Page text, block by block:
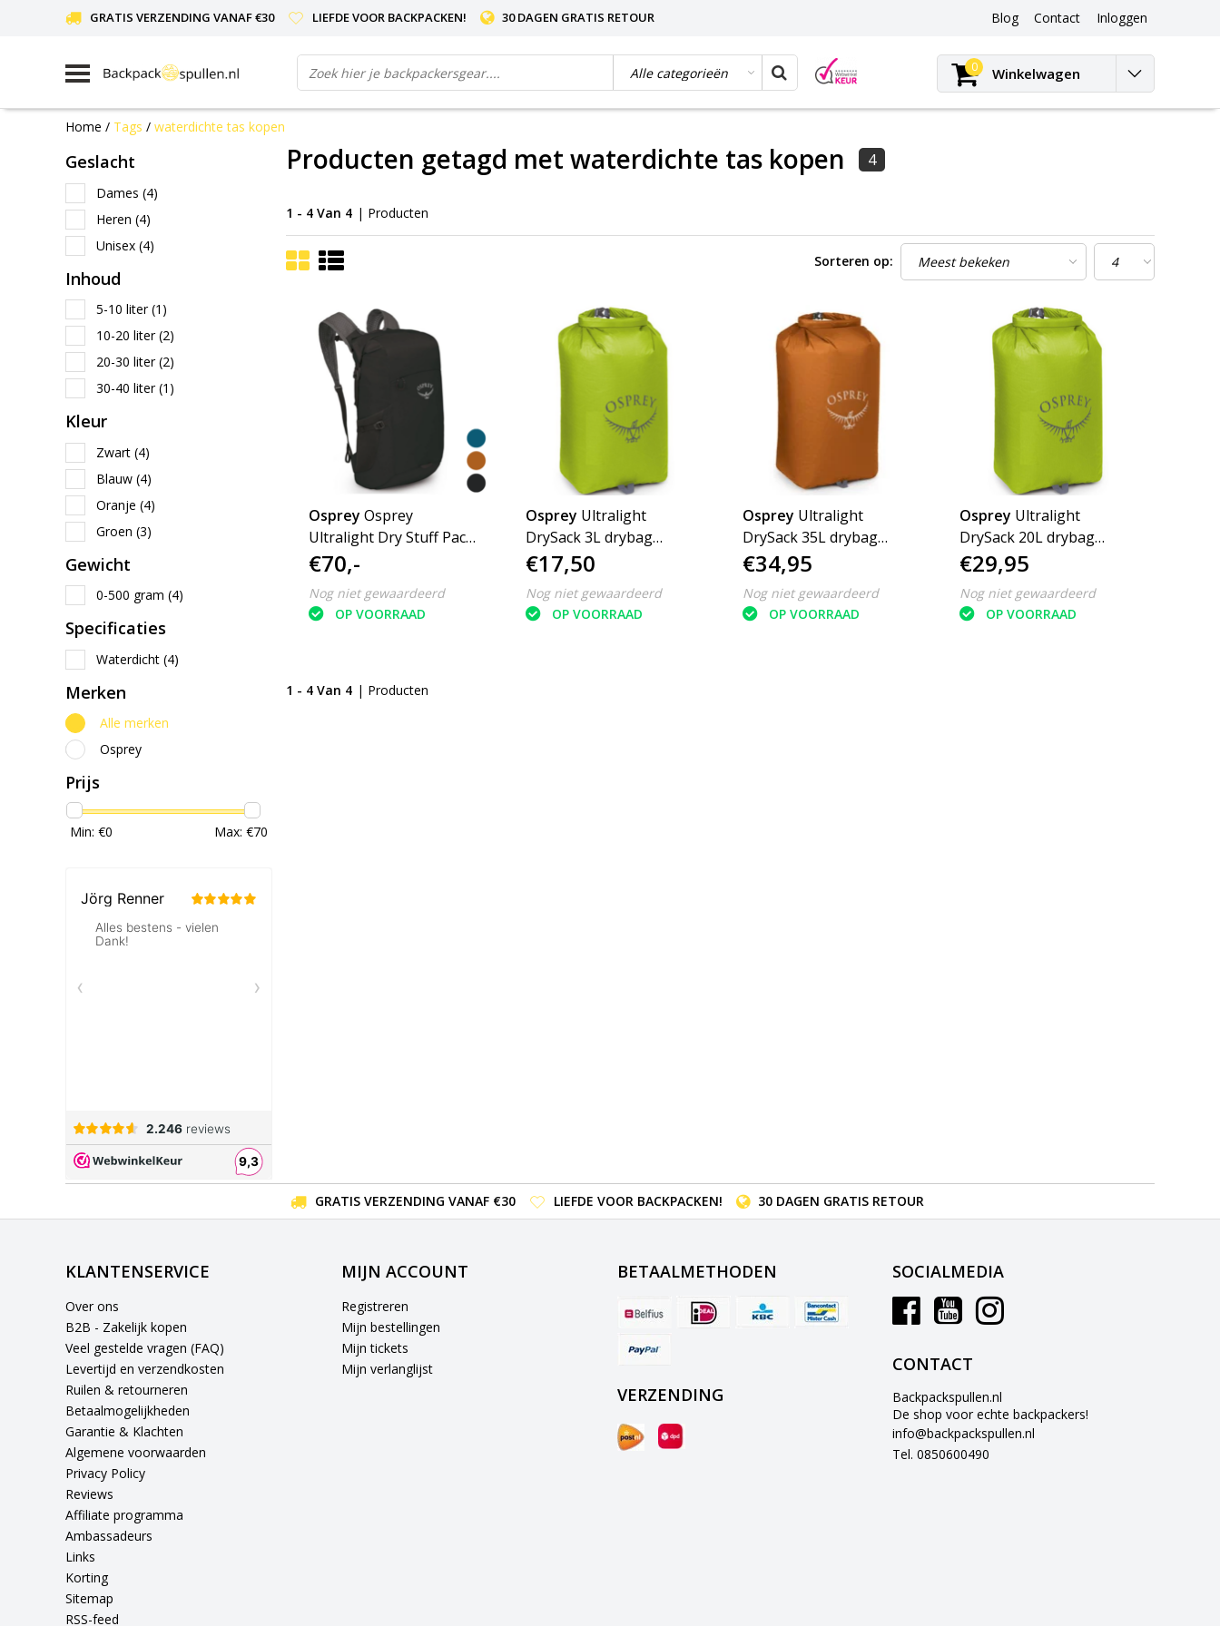
GRATIS VERZENDING VANAF €30 LIEFDE VOOR BACKPACKEN! 30 DAGEN GRATIS RETOUR Blog
Blog
Contact Inloggen
0 Winkelwagen
Home / Tags / waterdichte tas kopen
Geslacht
Dames (4)
Heren (4)
Unisex (4)
Inhoud
5-10 liter(1)
10-20 liter(2)
20-30 liter(2)
30-40 liter(1)
Kleur
Zwart (4)
Blauw (4)
Oranje (4)
Groen (3)
Gewicht
0-500 gram (4)
Specificaties
Waterdicht (4)
Merken
Alle merken
Osprey
Prijs
Min: €0 Max: €70
Producten getagd met waterdichte tas kopen 4
1 - 4 Van 4 | Producten
Sorteren op:
Osprey Osprey
Ultralight Dry Stuff Pack
20lwaterdichte rugzak
€70,-
Nog niet gewaardeerd
OP VOORRAAD
Osprey Ultralight
DrySack 3L drybag
waterdichte tas
€17,50
Nog niet gewaardeerd
OP VOORRAAD
Osprey Ultralight
DrySack 35L drybag
waterdichte tas
€34,95
Nog niet gewaardeerd
OP VOORRAAD
Osprey Ultralight
DrySack 20L drybag
waterdichte tas
€29,95
Nog niet gewaardeerd
OP VOORRAAD
1 - 4 Van 4 | Producten
GRATIS VERZENDING VANAF €30 LIEFDE VOOR BACKPACKEN! 30 DAGEN GRATIS RETOUR
KLANTENSERVICE
Over ons
B2B - Zakelijk kopen
Veel gestelde vragen (FAQ)
Levertijd en verzendkosten
Ruilen & retourneren
Betaalmogelijkheden
Garantie & Klachten
Algemene voorwaarden
Privacy Policy
Reviews
Affiliate programma
Ambassadeurs
Links
Korting
Sitemap
RSS-feed
MIJN ACCOUNT
Registreren
Mijn bestellingen
Mijn tickets
Mijn verlanglijst
BETAALMETHODEN
VERZENDING
SOCIALMEDIA
CONTACT
Backpackspullen.nl
De shop voor echte backpackers!
info@backpackspullen.nl
Tel. 0850600490